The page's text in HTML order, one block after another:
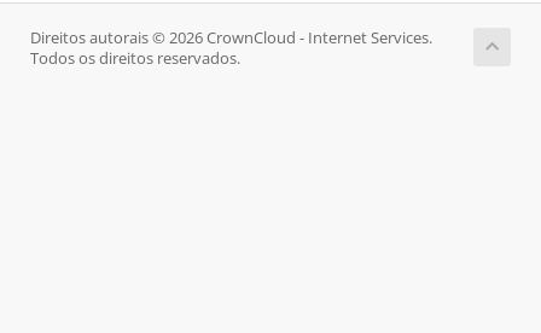
Direitos autorais © 2026 CrownCloud - Internet Services.
Todos os direitos reservados.